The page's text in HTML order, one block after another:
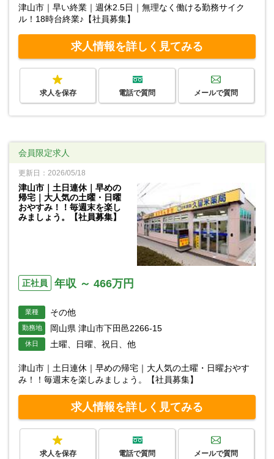
津山市｜早い終業｜週休2.5日｜無理なく働ける勤務サイク
ル！18時台終業♪【社員募集】
求人情報を詳しく見てみる
求人を保存 電話で質問 メールで質問
会員限定求人
更新日：2026/05/18
津山市｜土日連休｜早めの
帰宅｜大人気の土曜・日曜
おやすみ！！毎週末を楽し
みましょう。【社員募集】
正社員 年収 ～ 466万円
業種 その他
勤務地 岡山県 津山市下田邑2266-15
休日 土曜、日曜、祝日、他
津山市｜土日連休｜早めの帰宅｜大人気の土曜・日曜おやす
み！！毎週末を楽しみましょう。【社員募集】
求人情報を詳しく見てみる
求人を保存 電話で質問 メールで質問